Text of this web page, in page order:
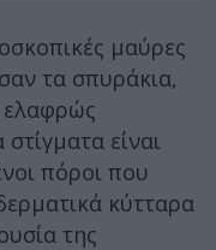
μαύρες
τα σπυράκια,
ελαφρώς
είναι
πόροι που
κύτταρα
της